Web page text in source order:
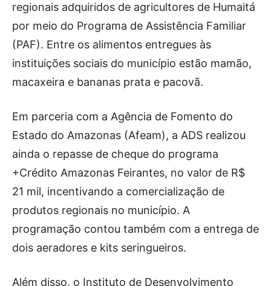
regionais adquiridos de agricultores de Humaitá
por meio do Programa de Assistência Familiar
(PAF). Entre os alimentos entregues às
instituições sociais do município estão mamão,
macaxeira e bananas prata e pacovã.
Em parceria com a Agência de Fomento do
Estado do Amazonas (Afeam), a ADS realizou
ainda o repasse de cheque do programa
+Crédito Amazonas Feirantes, no valor de R$
21 mil, incentivando a comercialização de
produtos regionais no município. A
programação contou também com a entrega de
dois aeradores e kits seringueiros.
Além disso, o Instituto de Desenvolvimento